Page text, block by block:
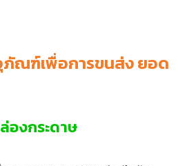
ภัณฑ์เพื่อการขนส่ง ยอด
งกระดาษ